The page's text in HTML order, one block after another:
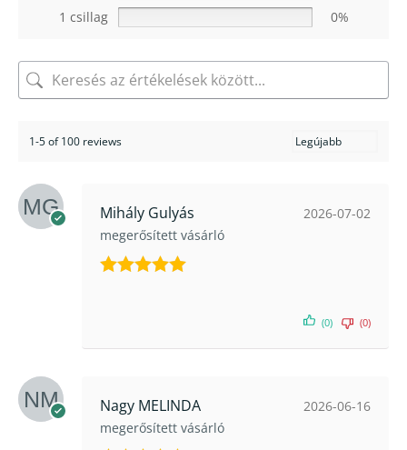
1 csillag
0%
1-5 of 100 reviews
Mihály Gulyás
megerősített vásárló
2026-07-02
(0) (0)
Nagy MELINDA
megerősített vásárló
2026-06-16